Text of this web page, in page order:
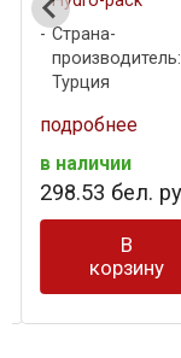
Страна-
производитель:
Турция
подробнее
в наличии
298.53 бел.
В
корзину